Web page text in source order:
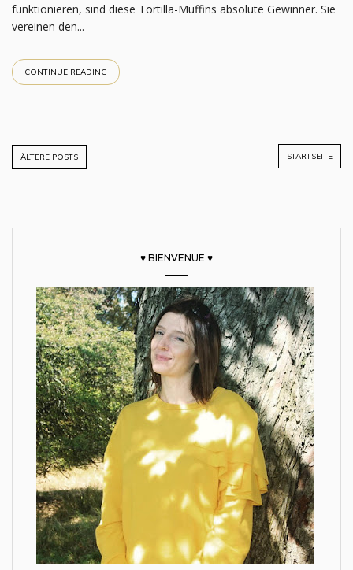
funktionieren, sind diese Tortilla-Muffins absolute Gewinner. Sie
vereinen den...
CONTINUE READING
ÄLTERE POSTS STARTSEITE
♥ BIENVENUE ♥